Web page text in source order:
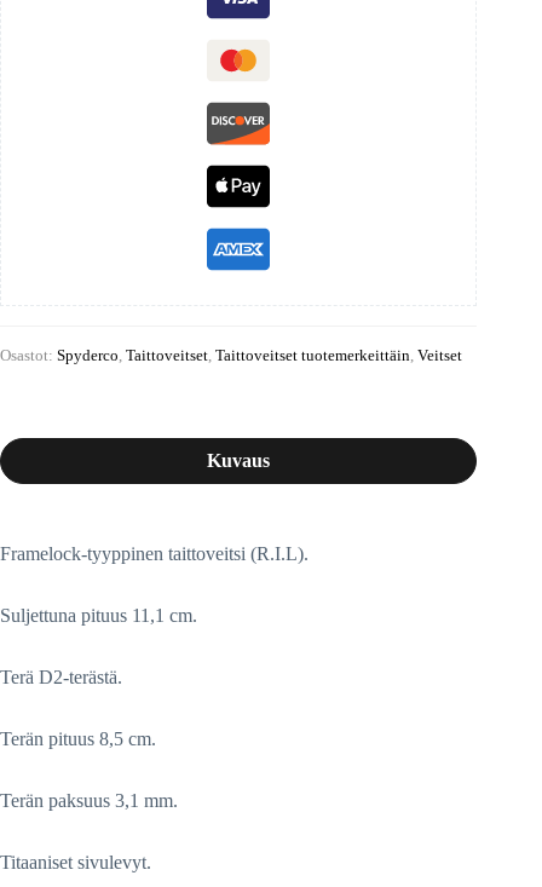
Osastot: Spyderco, Taittoveitset, Taittoveitset tuotemerkeittäin, Veitset
Kuvaus
Framelock-tyyppinen taittoveitsi (R.I.L).
Suljettuna pituus 11,1 cm.
Terä D2-terästä.
Terän pituus 8,5 cm.
Terän paksuus 3,1 mm.
Titaaniset sivulevyt.